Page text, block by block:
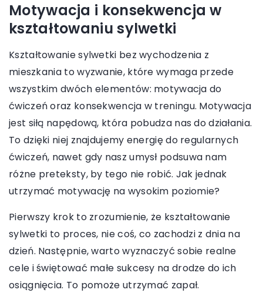
Motywacja i konsekwencja w
kształtowaniu sylwetki
Kształtowanie sylwetki bez wychodzenia z
mieszkania to wyzwanie, które wymaga przede
wszystkim dwóch elementów: motywacja do
ćwiczeń oraz konsekwencja w treningu. Motywacja
jest siłą napędową, która pobudza nas do działania.
To dzięki niej znajdujemy energię do regularnych
ćwiczeń, nawet gdy nasz umysł podsuwa nam
różne preteksty, by tego nie robić. Jak jednak
utrzymać motywację na wysokim poziomie?
Pierwszy krok to zrozumienie, że kształtowanie
sylwetki to proces, nie coś, co zachodzi z dnia na
dzień. Następnie, warto wyznaczyć sobie realne
cele i świętować małe sukcesy na drodze do ich
osiągnięcia. To pomoże utrzymać zapał.